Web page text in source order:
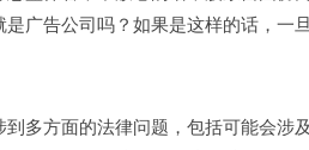
广告公司吗？如果是这样的话，一
到多方面的法律问题，包括可能会涉